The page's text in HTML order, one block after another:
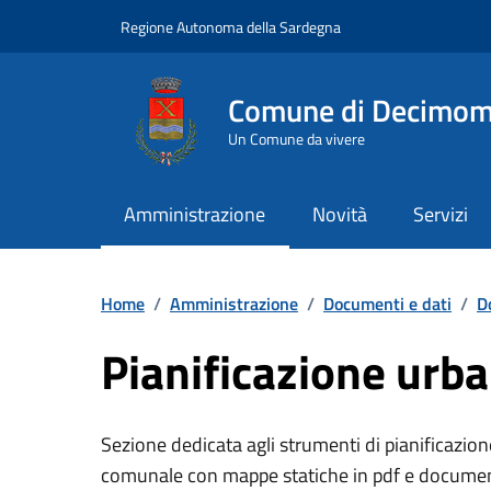
Regione Autonoma della Sardegna
Comune di
Un Comune da vivere
Amministrazione Novità Servizi
Home / Amministrazione / Documenti e dati /
Pianificazione
Sezione dedicata agli strumenti di
comunale con mappe statiche in pdf e